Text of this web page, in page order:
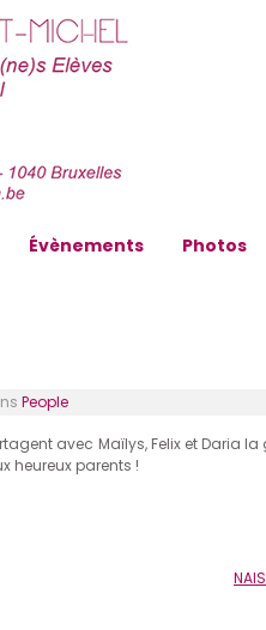
Évènements Photos
People
avec Maïlys, Felix et Daria
heureux parents !